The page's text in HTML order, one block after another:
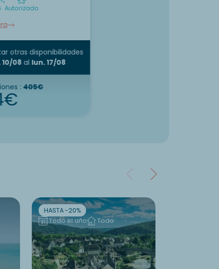
Autorizado
otras disponibilidades
10/08 al lun. 17/08
:405€
HASTA -20%
Todo el año
Todo